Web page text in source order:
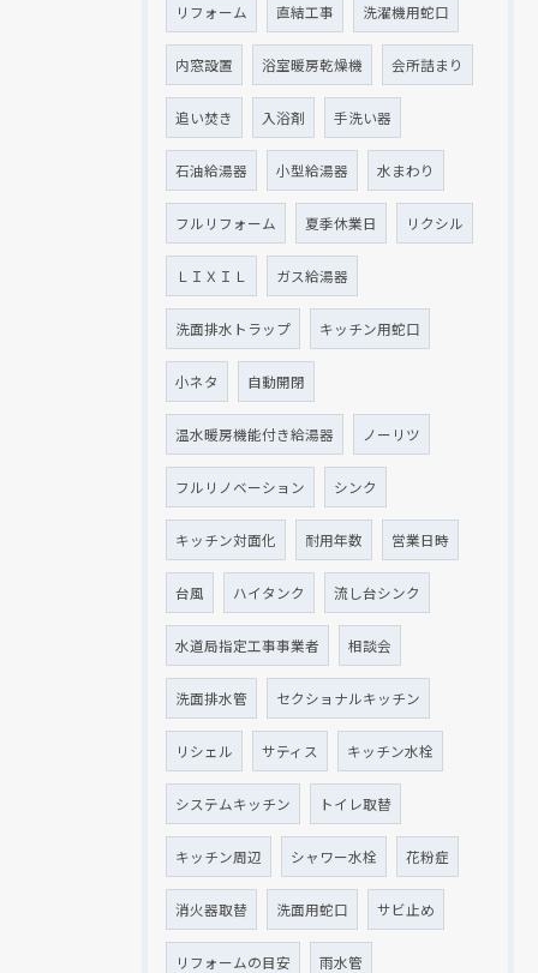
リフォーム 直結工事 洗濯機用蛇口
内窓設置 浴室暖房乾燥機 会所詰まり
追い焚き 入浴剤 手洗い器
石油給湯器 小型給湯器 水まわり
フルリフォーム 夏季休業日 リクシル
ＬＩＸＩＬ ガス給湯器
洗面排水トラップ キッチン用蛇口
小ネタ 自動開閉
温水暖房機能付き給湯器 ノーリツ
フルリノベーション シンク
キッチン対面化 耐用年数 営業日時
台風 ハイタンク 流し台シンク
水道局指定工事事業者 相談会
洗面排水管 セクショナルキッチン
リシェル サティス キッチン水栓
システムキッチン トイレ取替
キッチン周辺 シャワー水栓 花粉症
消火器取替 洗面用蛇口 サビ止め
リフォームの目安 雨水管